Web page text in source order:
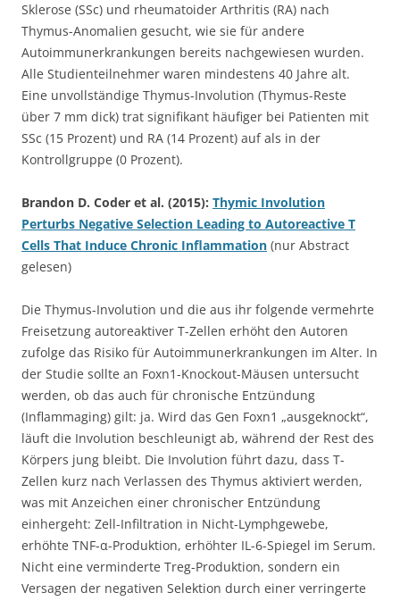
Sklerose (SSc) und rheumatoider Arthritis (RA) nach
Thymus-Anomalien gesucht, wie sie für andere
Autoimmunerkrankungen bereits nachgewiesen wurden.
Alle Studienteilnehmer waren mindestens 40 Jahre alt.
Eine unvollständige Thymus-Involution (Thymus-Reste
über 7 mm dick) trat signifikant häufiger bei Patienten mit
SSc (15 Prozent) und RA (14 Prozent) auf als in der
Kontrollgruppe (0 Prozent).
Brandon D. Coder et al. (2015): Thymic Involution
Perturbs Negative Selection Leading to Autoreactive T
Cells That Induce Chronic Inflammation (nur Abstract
gelesen)
Die Thymus-Involution und die aus ihr folgende vermehrte
Freisetzung autoreaktiver T-Zellen erhöht den Autoren
zufolge das Risiko für Autoimmunerkrankungen im Alter. In
der Studie sollte an Foxn1-Knockout-Mäusen untersucht
werden, ob das auch für chronische Entzündung
(Inflammaging) gilt: ja. Wird das Gen Foxn1 „ausgeknockt“,
läuft die Involution beschleunigt ab, während der Rest des
Körpers jung bleibt. Die Involution führt dazu, dass T-
Zellen kurz nach Verlassen des Thymus aktiviert werden,
was mit Anzeichen einer chronischer Entzündung
einhergeht: Zell-Infiltration in Nicht-Lymphgewebe,
erhöhte TNF-α-Produktion, erhöhter IL-6-Spiegel im Serum.
Nicht eine verminderte Treg-Produktion, sondern ein
Versagen der negativen Selektion durch einer verringerte